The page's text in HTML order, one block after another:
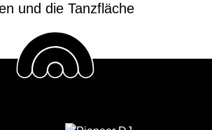
und die Tanzfläche